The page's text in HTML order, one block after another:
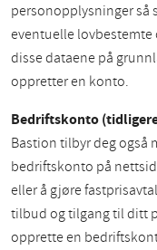
personopplysninger så
eventuelle
disse dataene på
oppretter en konto.
Bedriftskonto
Bastion tilbyr deg også
bedriftskonto på
eller å gjøre
tilbud og tilgang til ditt
opprette en